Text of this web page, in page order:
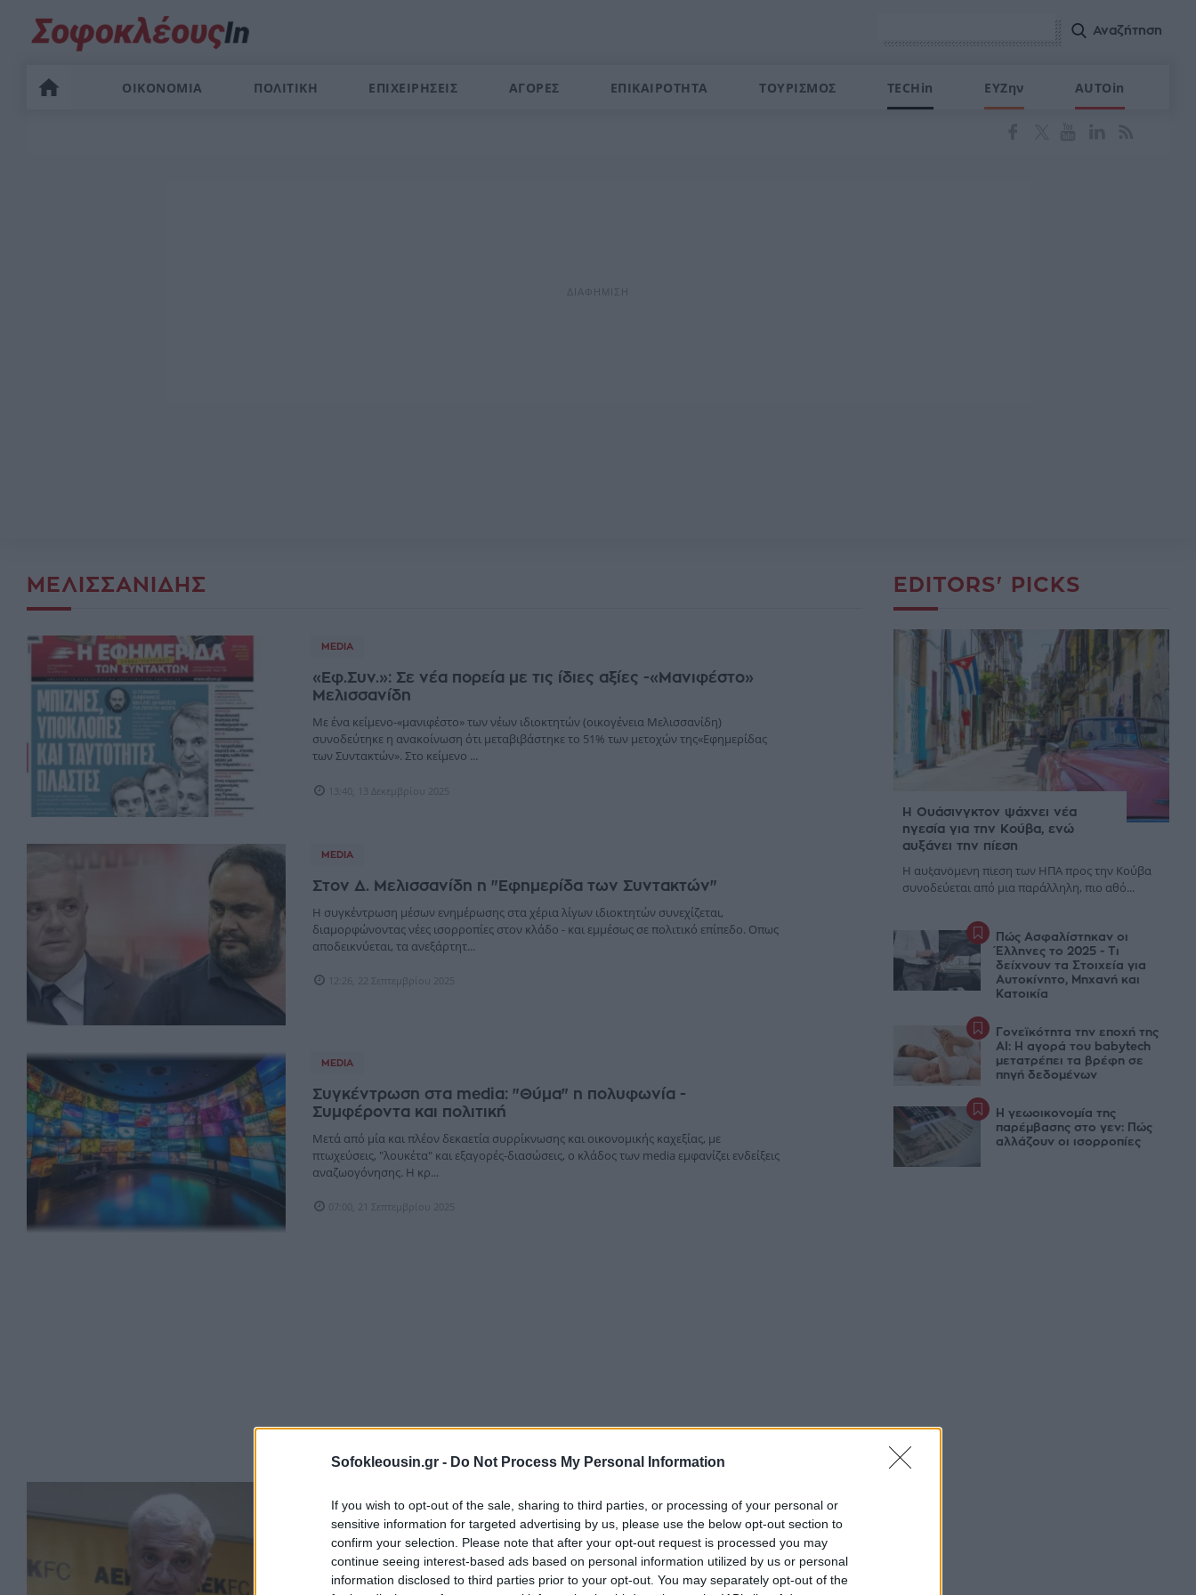
Sofokleousin.gr - Do Not Process My Personal Information
If you wish to opt-out of the sale, sharing to third parties, or processing of your personal or
sensitive information for targeted advertising by us, please use the below opt-out section to
confirm your selection. Please note that after your opt-out request is processed you may
continue seeing interest-based ads based on personal information utilized by us or personal
information disclosed to third parties prior to your opt-out. You may separately opt-out of the
ΟΙΚΟΝΟΜΙΑ ΠΟΛΙΤΙΚΗ ΕΠΙΧΕΙΡΗΣΕΙΣ ΑΓΟΡΕΣ ΕΠΙΚΑΙΡΟΤΗΤΑ ΤΟΥΡΙΣΜΟΣ TECHin ΕΥΖην AUTOin
ΜΕΛΙΣΣΑΝΊΔΗΣ
MEDIA
«Εφ.Συν.»: Σε νέα πορεία με τις ίδιες αξίες -«Μανιφέστο»
Μελισσανίδη
Με ένα κείμενο-«μανιφέστο» των νέων ιδιοκτητών (οικογένεια Μελισσανίδη)
συνοδεύτηκε η ανακοίνωση ότι μεταβιβάστηκε το 51% των μετοχών της«Εφημερίδας
των Συντακτών». Στο κείμενο ...
13:40, 13 Δεκεμβρίου 2025
MEDIA
Στον Δ. Μελισσανίδη η "Εφημερίδα των Συντακτών"
Η συγκέντρωση μέσων ενημέρωσης στα χέρια λίγων ιδιοκτητών συνεχίζεται,
διαμορφώνοντας νέες ισορροπίες στον κλάδο - και εμμέσως σε πολιτικό επίπεδο. Οπως
αποδεικνύεται, τα ανεξάρτητ...
12:26, 22 Σεπτεμβρίου 2025
MEDIA
Συγκέντρωση στα media: "Θύμα" η πολυφωνία -
Συμφέροντα και πολιτική
Μετά από μία και πλέον δεκαετία συρρίκνωσης και οικονομικής καχεξίας, με
πτωχεύσεις, "λουκέτα" και εξαγορές-διασώσεις, ο κλάδος των media εμφανίζει ενδείξεις
αναζωογόνησης. Η κρ...
07:00, 21 Σεπτεμβρίου 2025
Ο Μελισσανίδης ενδιαφέρεται για την «Εφημερίδα των
Συντακτών»
Άνοιγμα-προσέγγιση στην «Εφημερίδα των Συντακτών» κάνει ο Δημήτρης
Μελισσανίδης, ο οποίος επιδεικνύει ενδιαφέρον για την τύχη της εφημερίδας, που ως
EDITORS' PICKS
Η Ουάσινγκτον ψάχνει νέα
ηγεσία για την Κούβα, ενώ
αυξάνει την πίεση
Η αυξανόμενη πίεση των ΗΠΑ προς την Κούβα
συνοδεύεται από μια παράλληλη, πιο αθό...
Πώς Ασφαλίστηκαν οι
Έλληνες το 2025 - Τι
δείχνουν τα Στοιχεία για
Αυτοκίνητο, Μηχανή και
Κατοικία
Γονεϊκότητα την εποχή της
AI: Η αγορά του babytech
μετατρέπει τα βρέφη σε
πηγή δεδομένων
Η γεωοικονομία της
παρέμβασης στο γεν: Πώς
αλλάζουν οι ισορροπίες